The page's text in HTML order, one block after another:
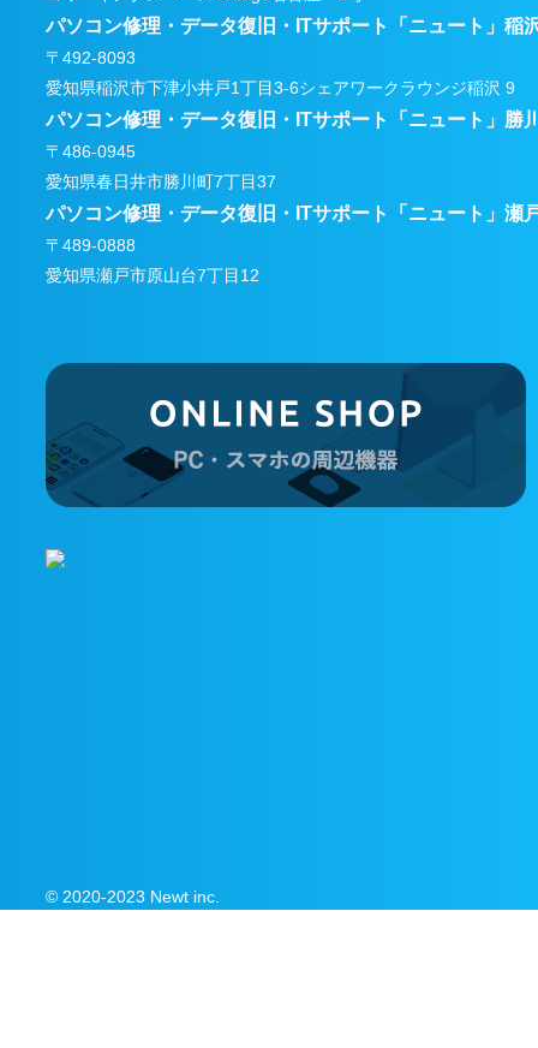
パソコン修理・データ復旧・ITサポート 「ニュート」稲
〒492-8093
愛知県稲沢市下津小井戸1丁目3-6シェアワークラウンジ稲沢 9
パソコン修理・データ復旧・ITサポート 「ニュート」勝
〒486-0945
愛知県春日井市勝川町7丁目37
パソコン修理・データ復旧・ITサポート 「ニュート」瀬
〒489-0888
愛知県瀬戸市原山台7丁目12
© 2020-2023 Newt inc.